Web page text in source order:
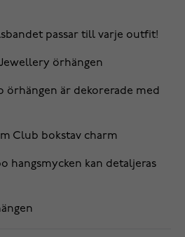
passar till varje outfit!
örhängen
örhängen är dekorerade med
Club bokstav charm
hangsmycken kan detaljeras